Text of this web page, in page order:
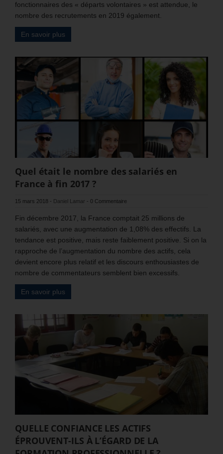
fonctionnaires des « départs volontaires » est attendue, le
nombre des recrutements en 2019 également.
En savoir plus
Quel était le nombre des salariés en
France à fin 2017 ?
15 mars 2018 - Daniel Lamar - 0 Commentaire
Fin décembre 2017, la France comptait 25 millions de
salariés, avec une augmentation de 1,08% des effectifs. La
tendance est positive, mais reste faiblement positive. Si on la
rapproche de l’augmentation du nombre des actifs, cela
devient encore plus relatif et les discours enthousiastes de
nombre de commentateurs semblent bien excessifs.
En savoir plus
QUELLE CONFIANCE LES ACTIFS
ÉPROUVENT-ILS À L’ÉGARD DE LA